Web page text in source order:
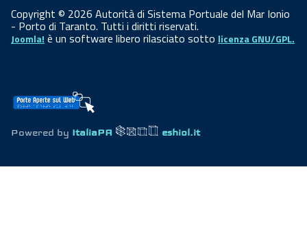
Copyright © 2026 Autorità di Sistema Portuale del Mar Ionio
- Porto di Taranto. Tutti i diritti riservati.
Joomla! è un software libero rilasciato sotto licenza GNU/GPL.
Powered by ItaliaPA eshiol.it